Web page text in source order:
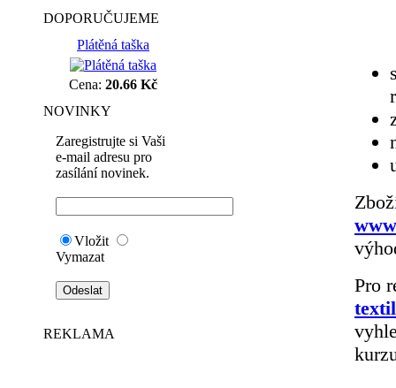
DOPORUČUJEME
Plátěná taška
Cena: 20.66 Kč
NOVINKY
Zaregistrujte si Vaši
e-mail adresu pro
zasílání novinek.
Vložit
Vymazat
REKLAMA
Pro